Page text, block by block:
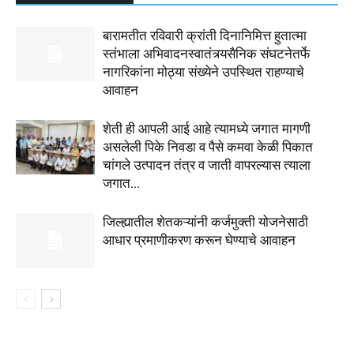
बारामतीत रविवारी क्रांती दिनानिमित्त हुतात्मा
स्तंभाला अभिवादनस्वातंत्र्यसैनिक संघटनेतर्फे
नागरिकांना मोठ्या संख्येने उपस्थित राहण्याचे
आवाहन
शेती ही आपली आई आहे त्यामध्ये जगात मागणी
असलेली पिके निवडा व पैसे कमवा केळी पिकात
चांगले उत्पादन तंत्र व जाती वापरल्यास त्याला
जगात...
जिल्ह्यातील शेतकऱ्यांनी कर्जमुक्ती योजनेसाठी
आधार प्रमाणीकरण करून घेण्याचे आवाहन